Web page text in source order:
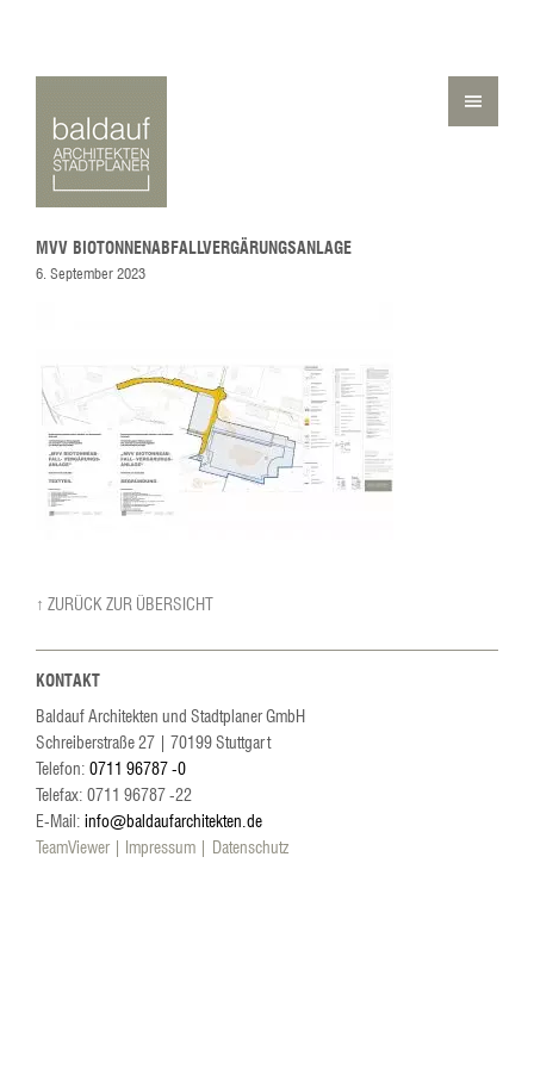
MVV BIOTONNENABFALLVERGÄRUNGSANLAGE
6. September 2023
↑ ZURÜCK ZUR ÜBERSICHT
KONTAKT
Baldauf Architekten und Stadtplaner GmbH
Schreiberstraße 27| 70199Stuttgart
Telefon: 0711 96787 -0
Telefax: 0711 96787 -22
E-Mail: info@baldaufarchitekten.de
TeamViewer
Impressum Datenschutz